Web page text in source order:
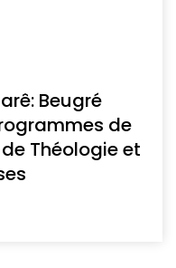
Beugré
de
Théologie et